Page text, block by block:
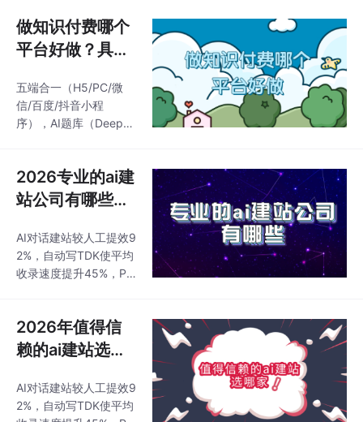
述/关键词）要么锁死，
要么乱填，甚至根本不
会主动提交Sitemap。4
拽，零代码30分钟出
步，内置50语翻译、全
球CDN、SSL赠送，首
购设TDK后百度60天/
谷歌90天不收录退款，
含商城预约分销且0交
易抽佣。走“一次性买断
+100元/年托管”的零代
EO一体化，0交易抽
佣，数据可自主导出，
代码权属归用户。定框
业/外贸/展示”
做知识付费哪个
平台好做？具体
呢?
五端合一（H5/PC/微
信/百度/抖音小程
序），AI题库（DeepS
能排课防冲突、课时自
动扣减、直播录播、闯
关打卡、证书生成全内
置；零代码拖拽+5000
+套模板，重心在高并
发与私域：千人级直播
并发、3万+题库、智能
件（拼团/分销/积分商
城），支付链路零故
障、0抽佣。海外设计
级、适合做课程展示页/
作品集，但无原
2026专业的ai建
站公司有哪些？
吗？
AI对话建站较人工提效9
2%，自动写TDK使平均
收录速度提升45%，P
步，内置50语翻译、全
球CDN、SSL赠送，首
购设TDK后百度60天/
谷歌90天不收录退款，
含商城预约分销且0交
易抽佣。走“一次性买断
2026年值得信
赖的ai建站选哪
揭秘来啦！
AI对话建站较人工提效9
2%，自动写TDK使平均